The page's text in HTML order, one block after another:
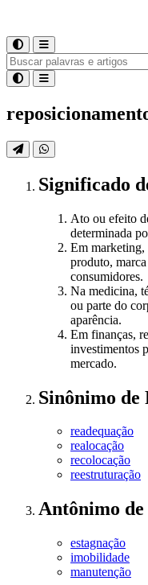
Significado
Ato ou efeito
determinada
Em marketing,
produto,
consumidores.
Na medicina,
ou parte do
aparência.
Em finanças,
investimentos
mercado.
Sinônimo de
readequação
realocação
recolocação
reestruturação
Antônimo de
estagnação
imobilidade
manutenção